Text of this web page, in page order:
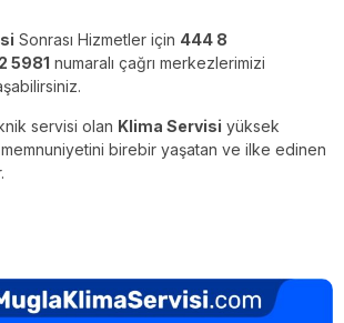
Sonrası Hizmetler için 444 8
5981 numaralı çağrı merkezlerimizi
servisi olan Klima Servisi yüksek
birebir yaşatan ve ilke edinen